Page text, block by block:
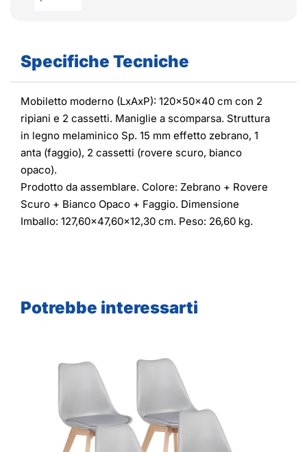
Specifiche Tecniche
Mobiletto moderno (LxAxP): 120x50x40 cm con 2
ripiani e 2 cassetti. Maniglie a scomparsa. Struttura
in legno melaminico Sp. 15 mm effetto zebrano, 1
anta (faggio), 2 cassetti (rovere scuro, bianco
opaco).
Prodotto da assemblare. Colore: Zebrano + Rovere
Scuro + Bianco Opaco + Faggio. Dimensione
Imballo: 127,60x47,60x12,30 cm. Peso: 26,60 kg.
Potrebbe interessarti